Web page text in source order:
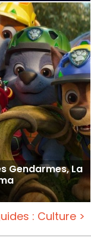
Gendarmes, La
: Culture >